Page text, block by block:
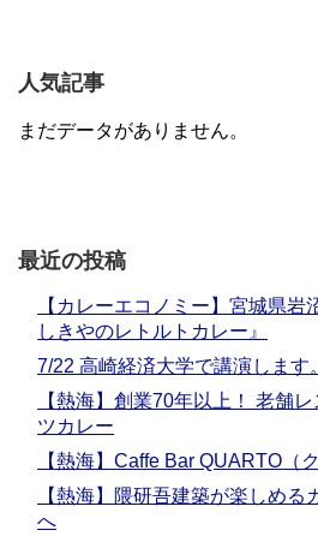
人気記事
まだデータがありません。
最近の投稿
【カレーエコノミー】宮城県岩
しきやのレトルトカレー』
7/22 高崎経済大学で講演します。
【熱海】創業70年以上！ 老舗
ツカレー
【熱海】Caffe Bar QUARTO（
【熱海】隈研吾建築が楽しめる
へ